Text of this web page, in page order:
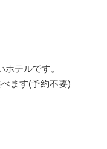
テルです。
ます(予約不要)